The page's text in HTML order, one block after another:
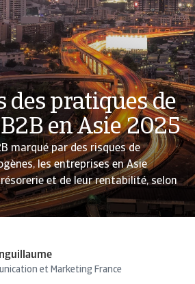
des pratiques de
en Asie 2025
marqué par des risques de
les entreprises en Asie
et de leur rentabilité, selon
et Marketing France